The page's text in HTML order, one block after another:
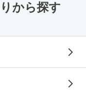
から探す